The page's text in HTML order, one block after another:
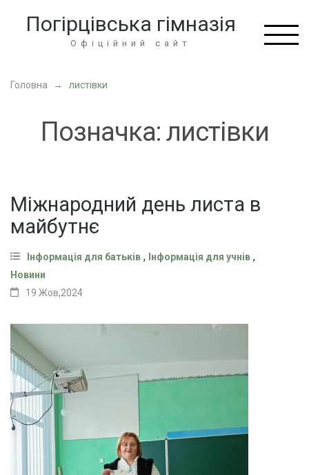
Enter)
Погірцівська гімназія
Офіційний сайт
Головна → листівки
Позначка: листівки
Міжнародний день листа в
майбутнє
Інформація для батьків , Інформація для учнів ,
Новини
19 Жов,2024